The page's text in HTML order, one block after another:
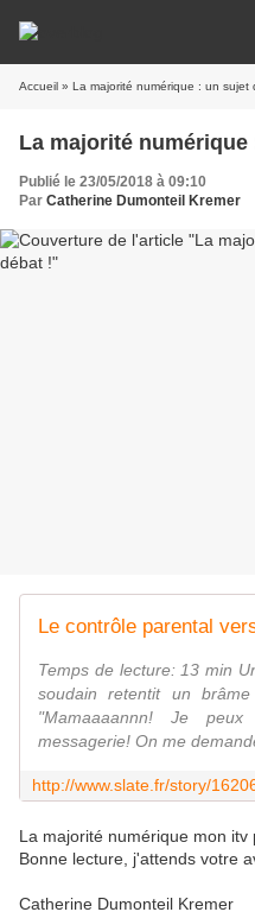
Accueil » La majorité numérique : un sujet
La majorité
Publié le 23/05/2018 à 09:10
Par Catherine Dumonteil Kremer
Temps de lecture: 13 min
soudain retentit un
"Mamaaaannn! Je
messagerie! On me
La majorité numérique mon itv
Bonne lecture, j'attends votre
Catherine Dumonteil Kremer